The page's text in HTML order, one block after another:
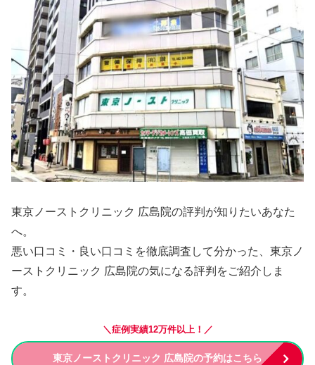
東京ノーストクリニック 広島院の評判が知りたいあなた
へ。
悪い口コミ・良い口コミを徹底調査して分かった、東京ノ
ーストクリニック 広島院の気になる評判をご紹介しま
す。
＼症例実績12万件以上！／
東京ノーストクリニック 広島院の予約はこちら